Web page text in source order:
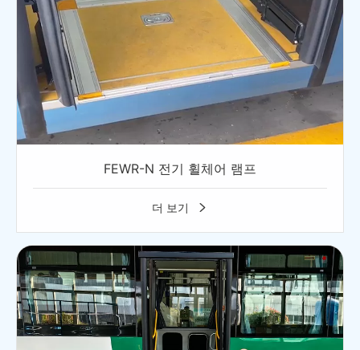
FEWR-N 전기 휠체어 램프
더 보기 